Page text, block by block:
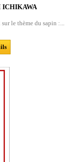
ICHIKAWA
le thème du sapin :...